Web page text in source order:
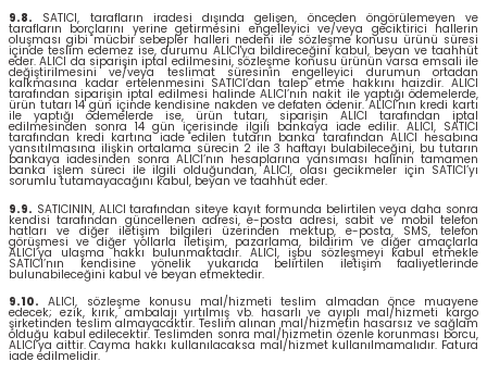
9.8. SATICI, tarafların iradesi dışında gelişen, önceden öngörülemeyen ve
tarafların borçlarını yerine getirmesini engelleyici ve/veya geciktirici hallerin
oluşması gibi mücbir sebepler halleri nedeni ile sözleşme konusu ürünü süresi
içinde teslim edemez ise, durumu ALICI'ya bildireceğini kabul, beyan ve taahhüt
eder. ALICI da siparişin iptal edilmesini, sözleşme konusu ürünün varsa emsali ile
değiştirilmesini ve/veya teslimat süresinin engelleyici durumun ortadan
kalkmasına kadar ertelenmesini SATICI’dan talep etme hakkını haizdir. ALICI
tarafından siparişin iptal edilmesi halinde ALICI’nın nakit ile yaptığı ödemelerde,
ürün tutarı 14 gün içinde kendisine nakden ve defaten ödenir. ALICI’nın kredi kartı
ile yaptığı ödemelerde ise, ürün tutarı, siparişin ALICI tarafından iptal
edilmesinden sonra 14 gün içerisinde ilgili bankaya iade edilir. ALICI, SATICI
tarafından kredi kartına iade edilen tutarın banka tarafından ALICI hesabına
yansıtılmasına ilişkin ortalama sürecin 2 ile 3 haftayı bulabileceğini, bu tutarın
bankaya iadesinden sonra ALICI’nın hesaplarına yansıması halinin tamamen
banka işlem süreci ile ilgili olduğundan, ALICI, olası gecikmeler için SATICI’yı
sorumlu tutamayacağını kabul, beyan ve taahhüt eder.
9.9. SATICININ, ALICI tarafından siteye kayıt formunda belirtilen veya daha sonra
kendisi tarafından güncellenen adresi, e-posta adresi, sabit ve mobil telefon
hatları ve diğer iletişim bilgileri üzerinden mektup, e-posta, SMS, telefon
görüşmesi ve diğer yollarla iletişim, pazarlama, bildirim ve diğer amaçlarla
ALICI’ya ulaşma hakkı bulunmaktadır. ALICI, işbu sözleşmeyi kabul etmekle
SATICI’nın kendisine yönelik yukarıda belirtilen iletişim faaliyetlerinde
bulunabileceğini kabul ve beyan etmektedir.
9.10. ALICI, sözleşme konusu mal/hizmeti teslim almadan önce muayene
edecek; ezik, kırık, ambalajı yırtılmış vb. hasarlı ve ayıplı mal/hizmeti kargo
şirketinden teslim almayacaktır. Teslim alınan mal/hizmetin hasarsız ve sağlam
olduğu kabul edilecektir. Teslimden sonra mal/hizmetin özenle korunması borcu,
ALICI’ya aittir. Cayma hakkı kullanılacaksa mal/hizmet kullanılmamalıdır. Fatura
iade edilmelidir.